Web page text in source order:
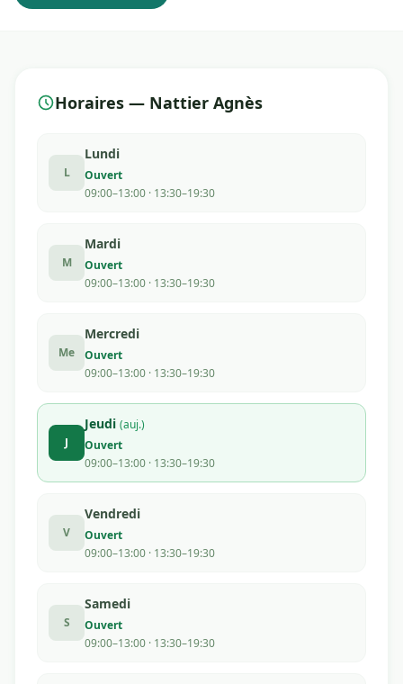
Horaires — Nattier Agnès
L
Lundi
Ouvert
09:00–13:00 · 13:30–19:30
M
Mardi
Ouvert
09:00–13:00 · 13:30–19:30
Me
Mercredi
Ouvert
09:00–13:00 · 13:30–19:30
J
Jeudi (auj.)
Ouvert
09:00–13:00 · 13:30–19:30
V
Vendredi
Ouvert
09:00–13:00 · 13:30–19:30
S
Samedi
Ouvert
09:00–13:00 · 13:30–19:30